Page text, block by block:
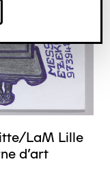
LaM Lille
d’art